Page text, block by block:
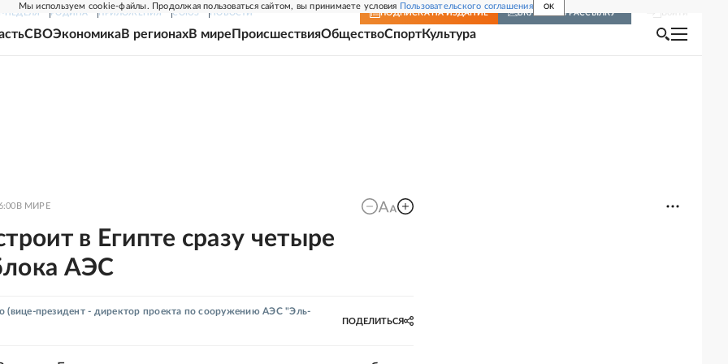
Мы используем cookie-файлы. Продолжая пользоваться сайтом, вы принимаете условия Пользовательского соглашения OK
НЕДЕЛЯ РОДИНА ПРИЛОЖЕНИЯ СОЮЗ НОВОСТИ ПОДПИСКА НА ИЗДАНИЕ ВКЛЮЧИТЬ РАССЫЛКУ
СВОЭкономикаВ регионахВ мире ПроисшествияОбществоСпортКультура
В МИРЕ
в Египте сразу четыре
АЭС
(вице-президент - директор проекта по сооружению АЭС "Эль-
ПОДЕЛИТЬСЯ